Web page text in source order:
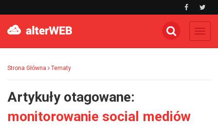
Strona Główna Tematy
Artykuły otagowane:
monitorowanie social mediów